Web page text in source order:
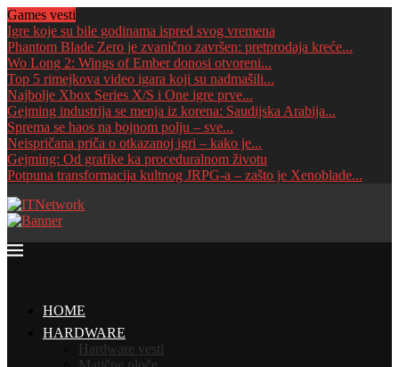
Games vesti
Igre koje su bile godinama ispred svog vremena
Phantom Blade Zero je zvanično završen: pretprodaja kreće...
Wo Long 2: Wings of Ember donosi otvoreni...
Top 5 rimejkova video igara koji su nadmašili...
Najbolje Xbox Series X/S i One igre prve...
Gejming industrija se menja iz korena: Saudijska Arabija...
Sprema se haos na bojnom polju – sve...
Neispričana priča o otkazanoj igri – kako je...
Gejming: Od grafike ka proceduralnom životu
Potpuna transformacija kultnog JRPG-a – zašto je Xenoblade...
HOME
HARDWARE
Hardware vesti